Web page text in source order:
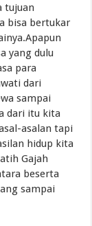
tujuan
bisa bertukar
yang dulu
para
dari
sampai
dari itu kita
asalan tapi
hidup kita
Gajah
beserta
sampai